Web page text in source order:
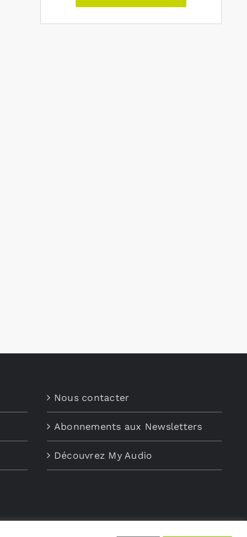
Nous contacter
Abonnements aux Newsletters
Découvrez My Audio